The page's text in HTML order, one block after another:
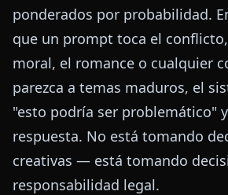
ponderados por probabilidad.
que un prompt toca el
moral, el romance o cualquier
parezca a temas maduros, el
"esto podría ser problemático"
respuesta. No está tomando
creativas — está tomando
responsabilidad legal.